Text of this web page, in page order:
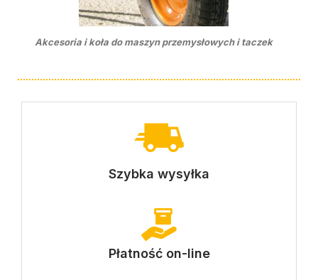
Akcesoria i koła do maszyn przemysłowych i taczek
Szybka wysyłka
Płatność on-line